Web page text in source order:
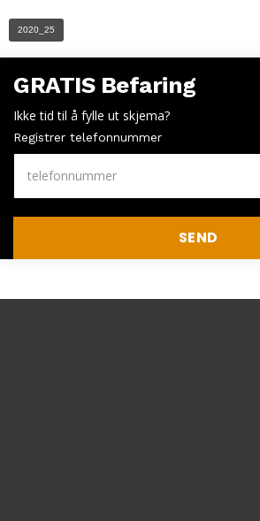
2020_25
GRATIS Befaring
Ikke tid til å fylle ut skjema?
Registrer telefonnummer